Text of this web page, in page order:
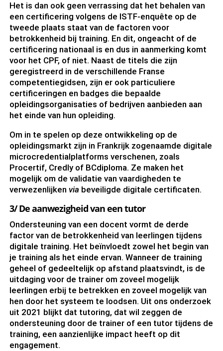
Het is dan ook geen verrassing dat het behalen van
een certificering volgens de ISTF-enquête op de
tweede plaats staat van de factoren voor
betrokkenheid bij training. En dit, ongeacht of de
certificering nationaal is en dus in aanmerking komt
voor het CPF, of niet. Naast de titels die zijn
geregistreerd in de verschillende Franse
competentiegidsen, zijn er ook particuliere
certificeringen en badges die bepaalde
opleidingsorganisaties of bedrijven aanbieden aan
het einde van hun opleiding.
Om in te spelen op deze ontwikkeling op de
opleidingsmarkt zijn in Frankrijk zogenaamde digitale
microcredentialplatforms verschenen, zoals
Procertif, Credly of BCdiploma. Ze maken het
mogelijk om de validatie van vaardigheden te
verwezenlijken via beveiligde digitale certificaten.
3/ De aanwezigheid van een tutor
Ondersteuning van een docent vormt de derde
factor van de betrokkenheid van leerlingen tijdens
digitale training. Het beïnvloedt zowel het begin van
je training als het einde ervan. Wanneer de training
geheel of gedeeltelijk op afstand plaatsvindt, is de
uitdaging voor de trainer om zoveel mogelijk
leerlingen erbij te betrekken en zoveel mogelijk van
hen door het systeem te loodsen. Uit ons onderzoek
uit 2021 blijkt dat tutoring, dat wil zeggen de
ondersteuning door de trainer of een tutor tijdens de
training, een aanzienlijke impact heeft op dit
engagement.